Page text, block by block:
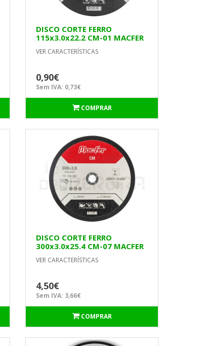
DISCO CORTE FERRO
115x3.0x22.2 CM-01 MACFER
VER CARACTERÍSTICAS
0,90€
Sem IVA: 0,73€
COMPRAR
DISCO CORTE FERRO
300x3.0x25.4 CM-07 MACFER
VER CARACTERÍSTICAS
4,50€
Sem IVA: 3,66€
COMPRAR